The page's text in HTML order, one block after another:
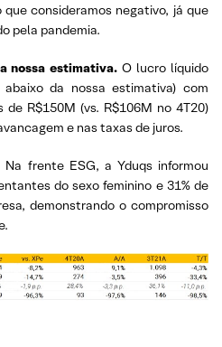
consideramos negativo, já que
pela pandemia.
nossa estimativa. O lucro líquido
da nossa estimativa) com
R$150M (vs. R$106M no 4T20)
e nas taxas de juros.
Na frente ESG, a Yduqs informou
do sexo feminino e 31% de
demonstrando o compromisso